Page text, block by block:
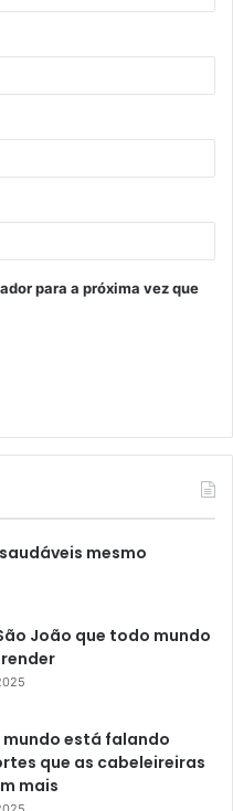
para a próxima vez que
mesmo
João que todo mundo
mundo está falando
que as cabeleireiras
mais